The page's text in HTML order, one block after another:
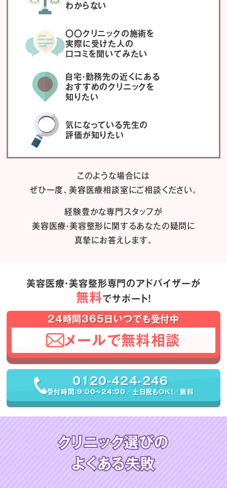
わからない
〇〇クリニックの施術を
実際に受けた人の
口コミを聞いてみたい
自宅・勤務先の近くにある
おすすめのクリニックを
知りたい
気になっている先生の
評価が知りたい
このような場合には
ぜひ一度、美容医療相談室にご相談ください。
経験豊かな専門スタッフが
美容医療・美容整形に関するあなたの疑問に
真摯にお答えします。
美容医療・美容整形専門のアドバイザーが
無料でサポート！
24時間365日いつでも受付中
メールで無料相談
0120-424-246
受付時間：9:00〜24:00／土日祝もOK！／無料
クリニック選びの
よくある失敗